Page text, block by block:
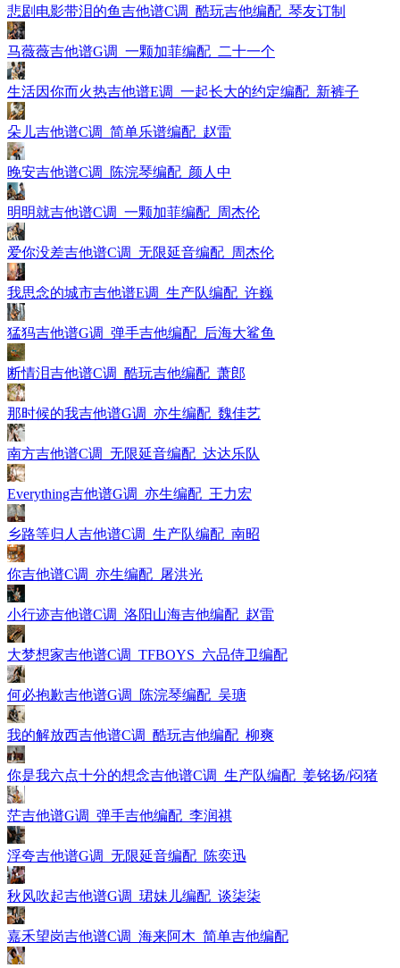
悲剧电影带泪的鱼吉他谱C调_酷玩吉他编配_琴友订制
马薇薇吉他谱G调_一颗加菲编配_二十一个
生活因你而火热吉他谱E调_一起长大的约定编配_新裤子
朵儿吉他谱C调_简单乐谱编配_赵雷
晚安吉他谱C调_陈浣琴编配_颜人中
明明就吉他谱C调_一颗加菲编配_周杰伦
爱你没差吉他谱C调_无限延音编配_周杰伦
我思念的城市吉他谱E调_生产队编配_许巍
猛犸吉他谱G调_弹手吉他编配_后海大鲨鱼
断情泪吉他谱C调_酷玩吉他编配_萧郎
那时候的我吉他谱G调_亦生编配_魏佳艺
南方吉他谱C调_无限延音编配_达达乐队
Everything吉他谱G调_亦生编配_王力宏
乡路等归人吉他谱C调_生产队编配_南昭
你吉他谱C调_亦生编配_屠洪光
小行迹吉他谱C调_洛阳山海吉他编配_赵雷
大梦想家吉他谱C调_TFBOYS_六品侍卫编配
何必抱歉吉他谱G调_陈浣琴编配_吴瑭
我的解放西吉他谱C调_酷玩吉他编配_柳爽
你是我六点十分的想念吉他谱C调_生产队编配_姜铭扬/闷猪
茫吉他谱G调_弹手吉他编配_李润祺
浮夸吉他谱G调_无限延音编配_陈奕迅
秋风吹起吉他谱G调_珺妹儿编配_谈柒柒
嘉禾望岗吉他谱C调_海来阿木_简单吉他编配